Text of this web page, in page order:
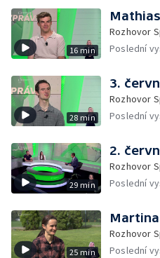
16 min
Rozhovor
Poslední
28 min
3.
Rozhovor
Poslední
29 min
2.
Rozhovor
Poslední
25 min
Rozhovor
Poslední